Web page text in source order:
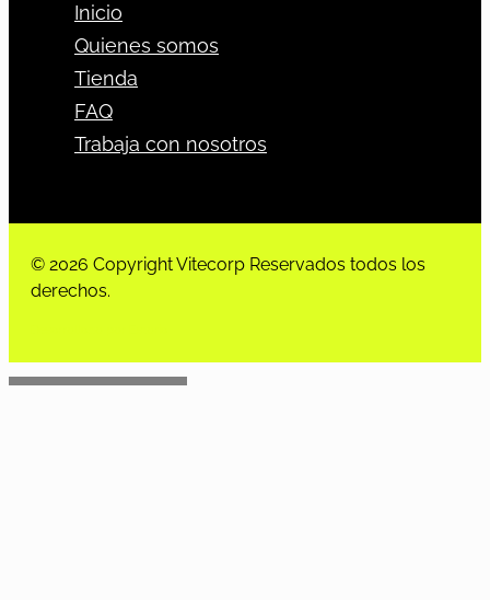
Inicio
Quienes somos
Tienda
FAQ
Trabaja con nosotros
© 2026 Copyright Vitecorp Reservados todos los
derechos.